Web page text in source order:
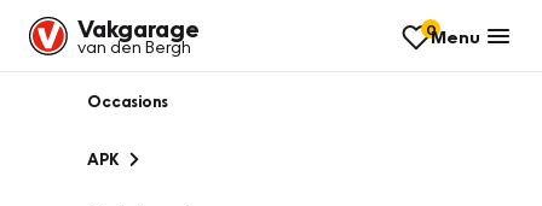
Vakgarage
van den Bergh
0Menu
Occasions
APK